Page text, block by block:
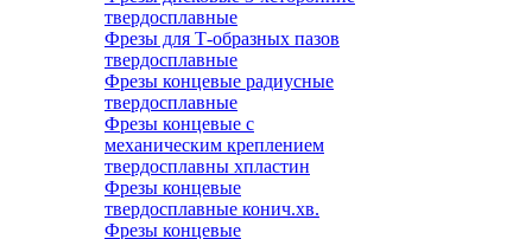
твердосплавные
Фрезы для Т-образных пазов
твердосплавные
Фрезы концевые радиусные
твердосплавные
Фрезы концевые с
механическим креплением
твердосплавны хпластин
Фрезы концевые
твердосплавные конич.хв.
Фрезы концевые